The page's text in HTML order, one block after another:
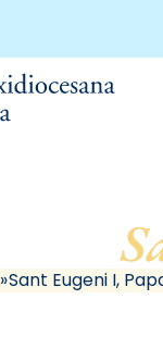
Sant Eugeni I,